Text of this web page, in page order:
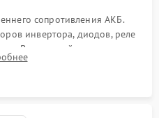
сопротивления АКБ.
инвертора, диодов, реле
Визуальный поиск вздутых
на печатной плате.